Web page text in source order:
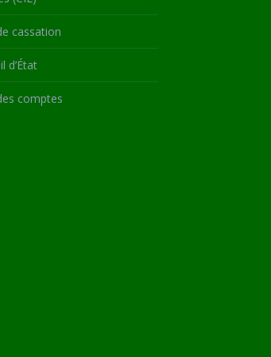
cassation
d’État
comptes